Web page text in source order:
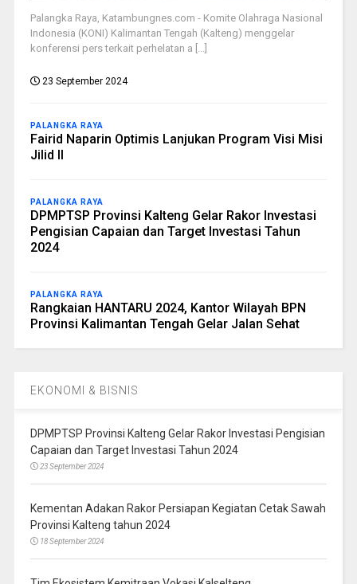
Palangka Raya, Katambungnes.com - Komite Olahraga Nasional
Indonesia (KONI) Kalimantan Tengah (Kalteng) menggelar
konferensi pers terkait perhelatan a [...]
23 September 2024
PALANGKA RAYA
Fairid Naparin Optimis Lanjukan Program Visi Misi
Jilid II
PALANGKA RAYA
DPMPTSP Provinsi Kalteng Gelar Rakor Investasi
Pengisian Capaian dan Target Investasi Tahun
2024
PALANGKA RAYA
Rangkaian HANTARU 2024, Kantor Wilayah BPN
Provinsi Kalimantan Tengah Gelar Jalan Sehat
EKONOMI & BISNIS
DPMPTSP Provinsi Kalteng Gelar Rakor Investasi Pengisian
Capaian dan Target Investasi Tahun 2024
23 September 2024
Kementan Adakan Rakor Persiapan Kegiatan Cetak Sawah
Provinsi Kalteng tahun 2024
18 September 2024